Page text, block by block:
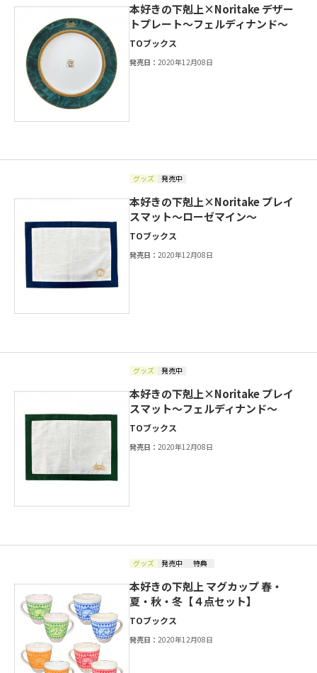
本好きの下剋上×Noritake デザー
トプレート～フェルディナンド～
TOブックス
発売日：2020年12月08日
グッズ 発売中
本好きの下剋上×Noritake プレイ
スマット～ローゼマイン～
TOブックス
発売日：2020年12月08日
グッズ 発売中
本好きの下剋上×Noritake プレイ
スマット～フェルディナンド～
TOブックス
発売日：2020年12月08日
グッズ 発売中 特典
本好きの下剋上 マグカップ 春・
夏・秋・冬【４点セット】
TOブックス
発売日：2020年12月08日